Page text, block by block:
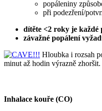
popáleniny
při podezření/
dítěte <2 roky je každé
závažné popálení
Hloubka i rozsah
minut až hodin výrazně zhoršit.
Inhalace kouře (CO)